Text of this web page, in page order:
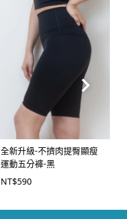
全新升級-不擠肉提臀顯瘦
運動五分褲-黑
NT$590